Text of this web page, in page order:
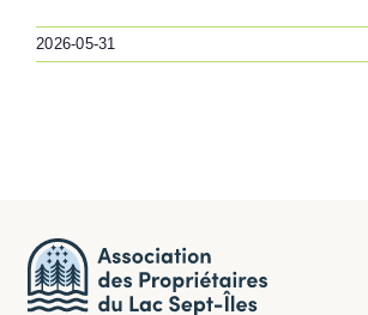
2026-05-31